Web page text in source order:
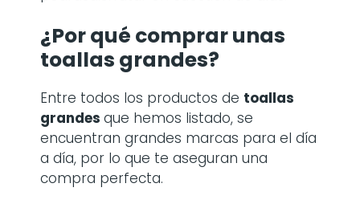
¿Por qué comprarunas
toallas grandes?
Entre todos los productos de toallas
grandes que hemos listado, se
encuentran grandes marcas para el día
a día, por lo que te aseguran una
compra perfecta.